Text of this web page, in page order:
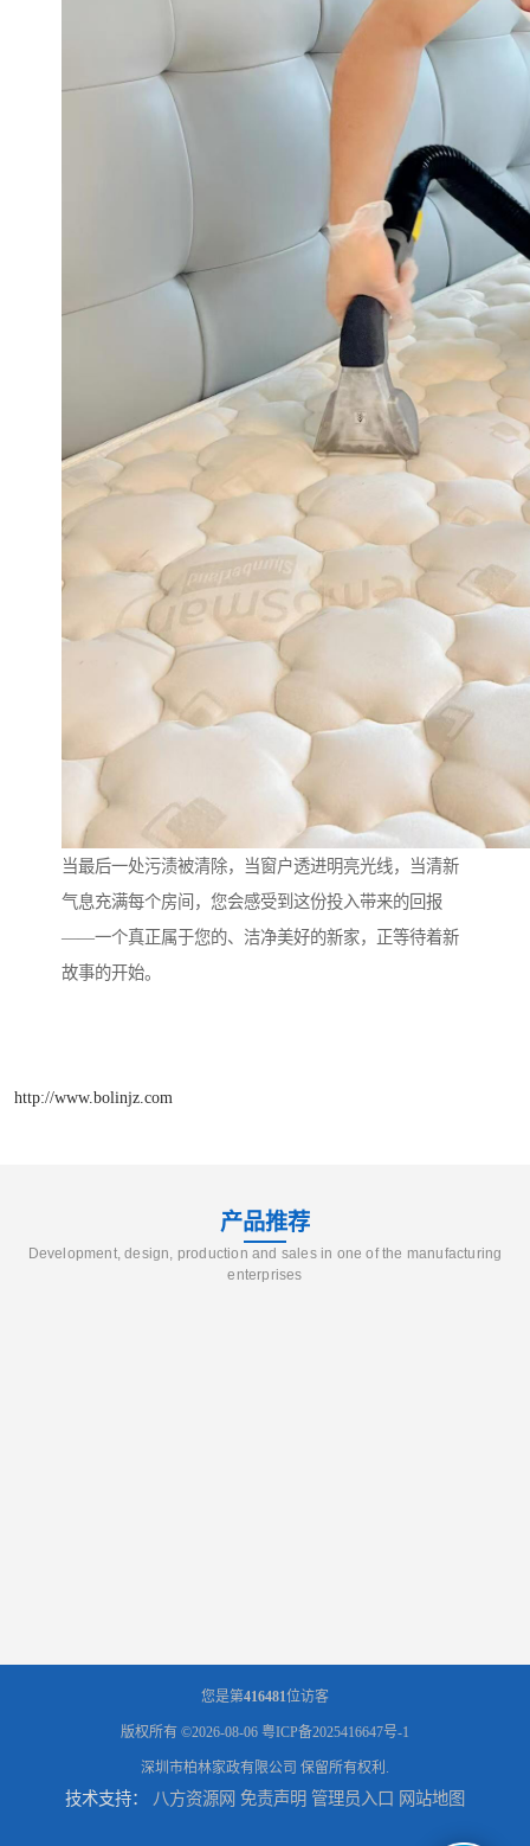
当最后一处污渍被清除，当窗户透进明亮光线，当清新
气息充满每个房间，您会感受到这份投入带来的回报
——一个真正属于您的、洁净美好的新家，正等待着新
故事的开始。
http://www.bolinjz.com
产品推荐
Development, design, production and sales in one of the manufacturing
enterprises
您是第416481位访客
版权所有 ©2026-08-06 粤ICP备2025416647号-1
深圳市柏林家政有限公司 保留所有权利.
技术支持： 八方资源网 免责声明 管理员入口 网站地图